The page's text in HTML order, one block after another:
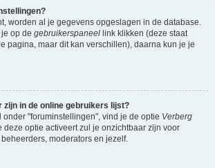
worden al je gegevens opgeslagen in de database.
op de gebruikerspaneel link klikken (deze staat
pagina, maar dit kan verschillen), daarna kun je je
zijn in de online gebruikers lijst?
onder "foruminstellingen", vind je de optie Verberg
deze optie activeert zul je onzichtbaar zijn voor
moderators en jezelf.